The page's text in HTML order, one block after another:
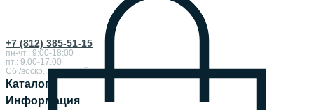
+7 (812) 385-51-15
пн-чт.: 9:00-18:00
пт.: 9.00-17.00
Сб./воскр.: выходной
Каталог
Информация